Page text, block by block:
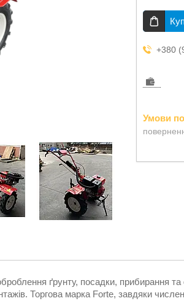
+380
ґрунту, посадки, прибирання та
Торгова марка Forte, завдяки